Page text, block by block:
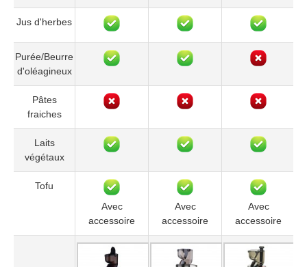
Jus d'herbes
Purée/Beurre
d'oléagineux
Pâtes
fraiches
Laits
végétaux
Tofu
Avec
accessoire
Avec
accessoire
Avec
accessoire